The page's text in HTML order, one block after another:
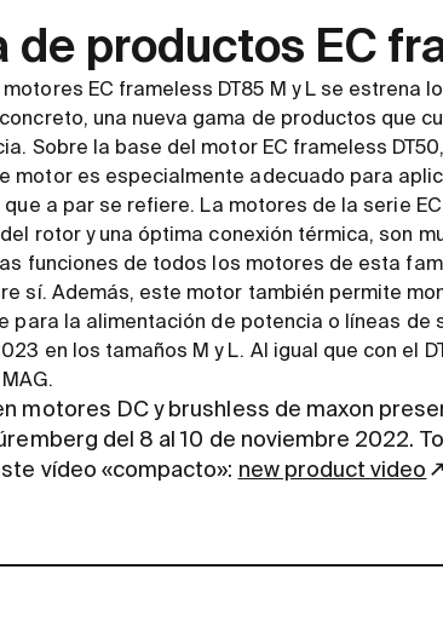
de productos EC
EC frameless DT85 M y L se estrena
una nueva gama de productos que
Sobre la base del motor EC frameless
motor es especialmente adecuado para
a par se refiere. La motores de la serie
rotor y una óptima conexión térmica, son
funciones de todos los motores de esta
sí. Además, este motor también permite
para la alimentación de potencia o líneas de
en los tamaños M y L. Al igual que con el
motores DC y brushless de maxon
del 8 al 10 de noviembre 2022.
vídeo «compacto»: new product video